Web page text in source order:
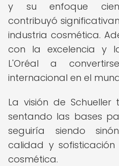
y su enfoque
contribuyó
industria cosmética.
con la excelencia y
L'Oréal a
internacional en el
La visión de Schueller
sentando las bases
seguiría siendo
calidad y
cosmética.